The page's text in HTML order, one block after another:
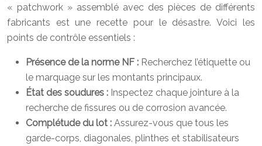
« patchwork » assemblé avec des pièces de différents
fabricants est une recette pour le désastre. Voici les
points de contrôle essentiels :
Présence de la norme NF : Recherchez l’étiquette ou
le marquage sur les montants principaux.
État des soudures : Inspectez chaque jointure à la
recherche de fissures ou de corrosion avancée.
Complétude du lot : Assurez-vous que tous les
garde-corps, diagonales, plinthes et stabilisateurs